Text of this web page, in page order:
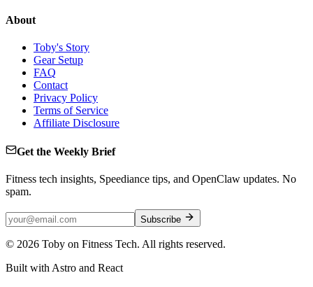
About
Toby's Story
Gear Setup
FAQ
Contact
Privacy Policy
Terms of Service
Affiliate Disclosure
Get the Weekly Brief
Fitness tech insights, Speediance tips, and OpenClaw updates. No
spam.
Subscribe
© 2026 Toby on Fitness Tech. All rights reserved.
Built with Astro and React